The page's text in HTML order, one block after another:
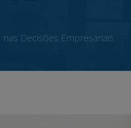
Decisões Empresariais